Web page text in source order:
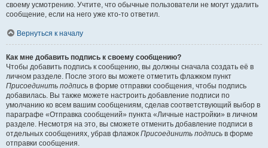
своему усмотрению. Учтите, что обычные пользователи не могут удалить
сообщение, если на него уже кто-то ответил.
Вернуться к началу
Как мне добавить подпись к своему сообщению?
Чтобы добавить подпись к сообщению, вы должны сначала создать её в
личном разделе. После этого вы можете отметить флажком пункт
Присоединить подпись в форме отправки сообщения, чтобы подпись
добавилась. Вы также можете настроить добавление подписи по
умолчанию ко всем вашим сообщениям, сделав соответствующий выбор в
параграфе «Отправка сообщений» пункта «Личные настройки» в личном
разделе. Несмотря на это, вы сможете отменить добавление подписи в
отдельных сообщениях, убрав флажок Присоединить подпись в форме
отправки сообщения.